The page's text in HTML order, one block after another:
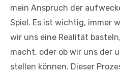
mein Anspruch der
Spiel. Es ist wichtig, immer
wir uns eine Realität
macht, oder ob wir uns der
stellen können. Dieser